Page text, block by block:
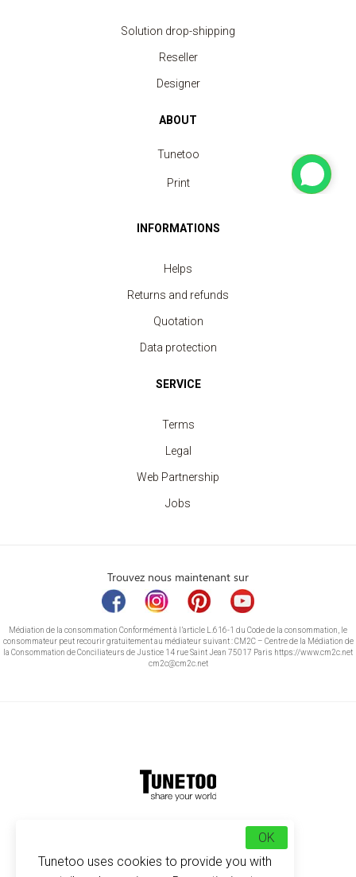
Solution drop-shipping
Reseller
Designer
ABOUT
Tunetoo
Print
INFORMATIONS
Helps
Returns and refunds
Quotation
Data protection
SERVICE
Terms
Legal
Web Partnership
Jobs
Trouvez nous maintenant sur
Médiation de la consommation Conformément à l’article L.616-1 du Code de la consommation, le
consommateur peut recourir gratuitement au médiateur suivant : CM2C – Centre de la Médiation de
la Consommation de Conciliateurs de Justice 14 rue Saint Jean 75017 Paris https://www.cm2c.net
cm2c@cm2c.net
Tunetoo uses cookies to provide you with
OK